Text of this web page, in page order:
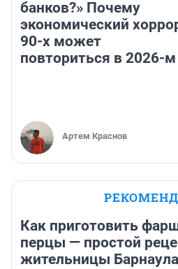
банков?» Почему
экономический
90-х может
повториться в 2026-м
Артем Краснов
Как приготовить
перцы — простой
жительницы Барнаула